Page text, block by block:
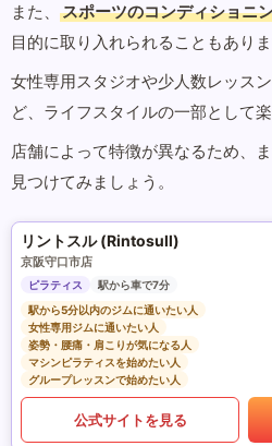
また、
スポーツのコンディショニ
目的に取り入れられることもありま
女性専用スタジオや少人数レッス
ど、ライフスタイルの一部として
店舗によって特徴が異なるため、
見つけてみましょう。
リントスル (Rintosull)
京阪守口市店
ピラティス
駅から車で7分
駅から5分以内のジムに通いたい人
女性専用ジムに通いたい人
姿勢・腰痛・肩こりが気になる人
マシンピラティスを始めたい人
グループレッスンで始めたい人
公式サイトを見る